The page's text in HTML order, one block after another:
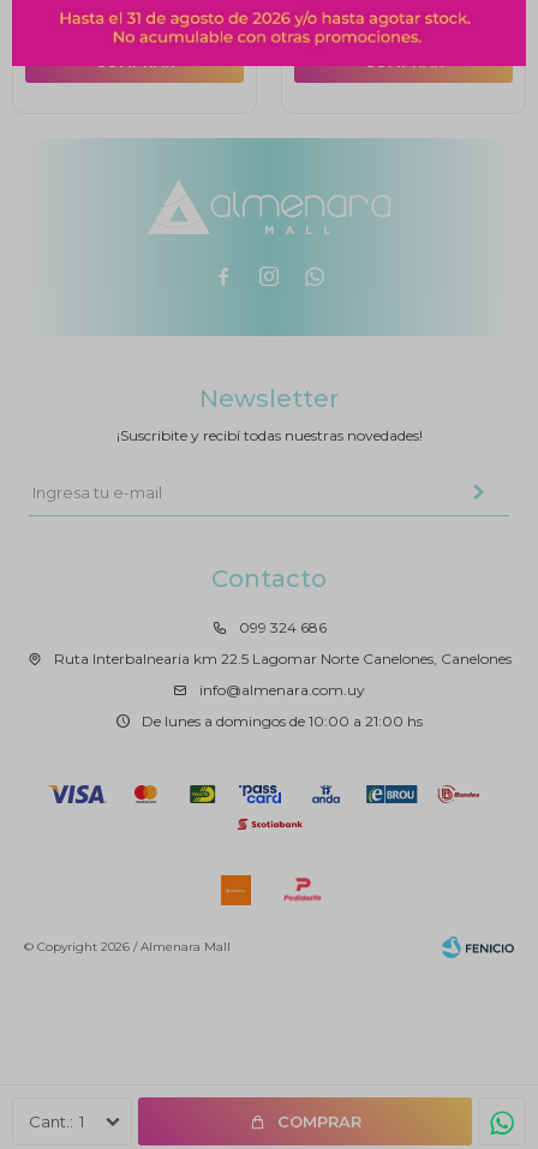
1 COMPRAR
  
Contacto
099 324 686
Ruta Interbalnearia km 22.5 Lagomar Norte Canelones, Canelones
info@almenara.com.uy
De lunes a domingos de 10:00 a 21:00 hs
Newsletter
¡Suscribite y recibí todas nuestras novedades!
© Copyright 2026 / Almenara Mall